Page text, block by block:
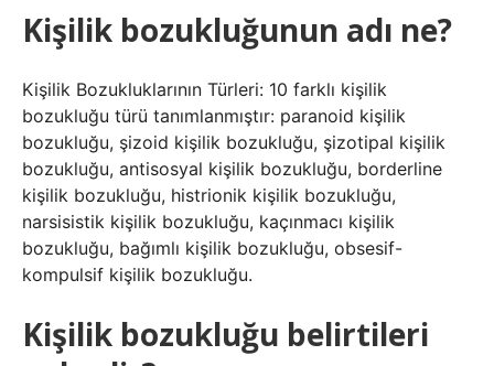
Kişilik bozukluğunun adı ne?
Kişilik Bozukluklarının Türleri: 10 farklı kişilik
bozukluğu türü tanımlanmıştır: paranoid kişilik
bozukluğu, şizoid kişilik bozukluğu, şizotipal kişilik
bozukluğu, antisosyal kişilik bozukluğu, borderline
kişilik bozukluğu, histrionik kişilik bozukluğu,
narsisistik kişilik bozukluğu, kaçınmacı kişilik
bozukluğu, bağımlı kişilik bozukluğu, obsesif-
kompulsif kişilik bozukluğu.
Kişilik bozukluğu belirtileri